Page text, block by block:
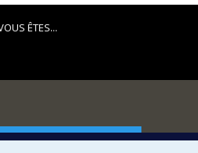
ÊTES...
ET DES SCIENCES